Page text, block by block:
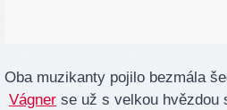
Oba muzikanty pojilo bezmála
Vágner se už s velkou hvězdou